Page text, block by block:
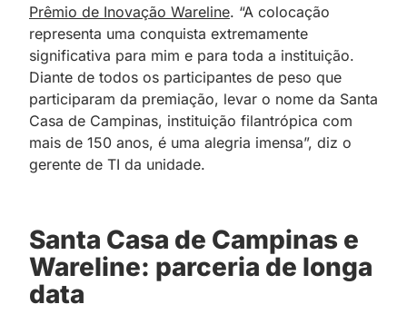
Prêmio de Inovação Wareline. “A colocação
representa uma conquista extremamente
significativa para mim e para toda a instituição.
Diante de todos os participantes de peso que
participaram da premiação, levar o nome da Santa
Casa de Campinas, instituição filantrópica com
mais de 150 anos, é uma alegria imensa”, diz o
gerente de TI da unidade.
Santa Casa de Campinas e
Wareline: parceria de longa
data